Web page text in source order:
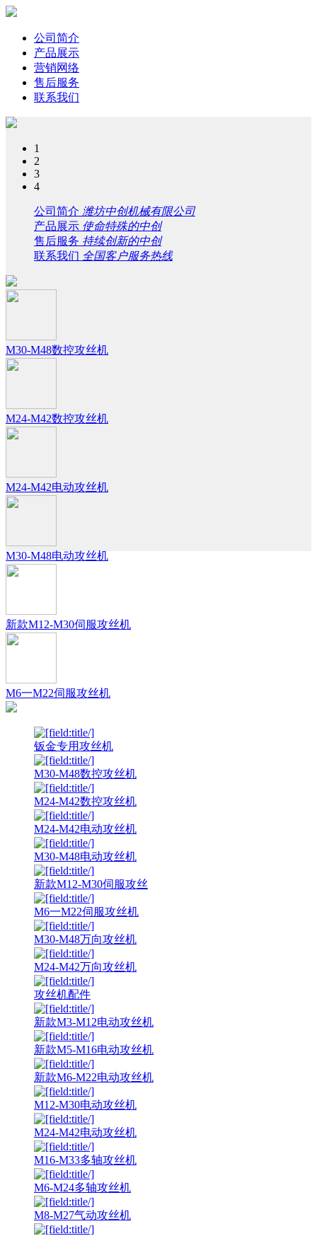
公司简介
产品展示
营销网络
售后服务
联系我们
1
2
3
4
公司简介 潍坊中创机械有限公司
产品展示 使命特殊的中创
售后服务 持续创新的中创
联系我们 全国客户服务热线
M30-M48数控攻丝机
M24-M42数控攻丝机
M24-M42电动攻丝机
M30-M48电动攻丝机
新款M12-M30伺服攻丝机
M6一M22伺服攻丝机
钣金专用攻丝机
M30-M48数控攻丝机
M24-M42数控攻丝机
M24-M42电动攻丝机
M30-M48电动攻丝机
新款M12-M30伺服攻丝
M6一M22伺服攻丝机
M30-M48万向攻丝机
M24-M42万向攻丝机
攻丝机配件
新款M3-M12电动攻丝机
新款M5-M16电动攻丝机
新款M6-M22电动攻丝机
M12-M30电动攻丝机
M24-M42电动攻丝机
M16-M33多轴攻丝机
M6-M24多轴攻丝机
M8-M27气动攻丝机